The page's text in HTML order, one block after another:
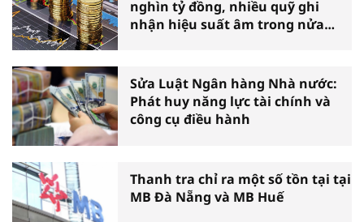
nghìn tỷ đồng, nhiều quỹ ghi
nhận hiệu suất âm trong nửa
Sửa Luật Ngân hàng Nhà nước:
Phát huy năng lực tài chính và
công cụ điều hành
Thanh tra chỉ ra một số tồn tại tại
MB Đà Nẵng và MB Huế